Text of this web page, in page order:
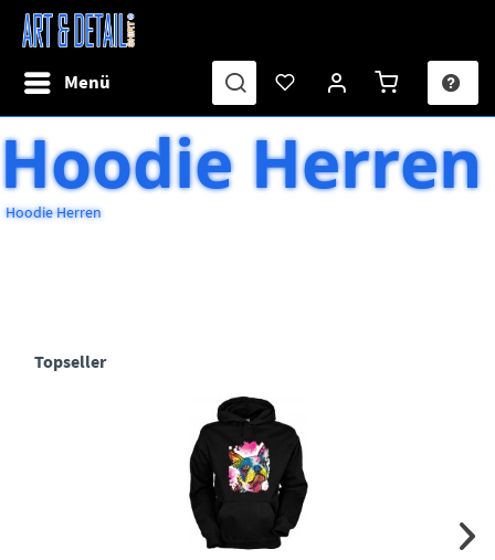
Menü
Hoodie Herren
Hoodie Herren
Topseller